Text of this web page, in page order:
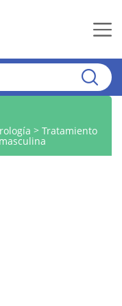
> Tratamiento